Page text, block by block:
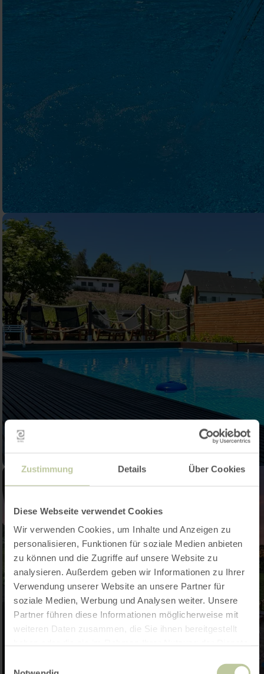
Zustimmung Details Über Cookies
Diese Webseite verwendet Cookies
Wir verwenden Cookies, um Inhalte und Anzeigen zu
personalisieren, Funktionen für soziale Medien anbieten
zu können und die Zugriffe auf unsere Website zu
analysieren. Außerdem geben wir Informationen zu Ihrer
Verwendung unserer Website an unsere Partner für
soziale Medien, Werbung und Analysen weiter. Unsere
Partner führen diese Informationen möglicherweise mit
weiteren Daten zusammen, die Sie ihnen bereitgestellt